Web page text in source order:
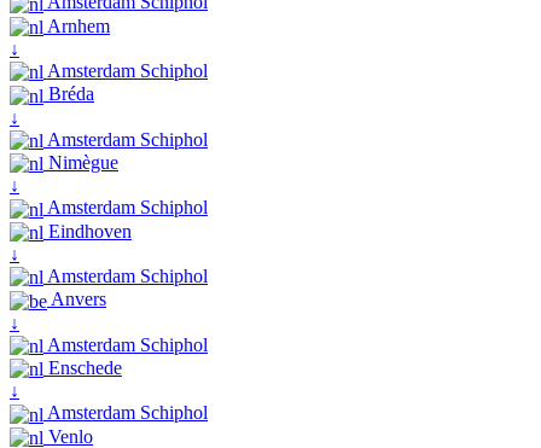
Arnhem
↓
Amsterdam Schiphol
Bréda
↓
Amsterdam Schiphol
Nimègue
↓
Amsterdam Schiphol
Eindhoven
↓
Amsterdam Schiphol
Anvers
↓
Amsterdam Schiphol
Enschede
↓
Amsterdam Schiphol
Venlo